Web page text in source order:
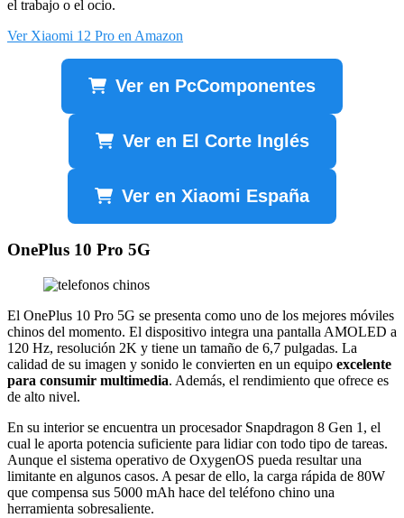
el trabajo o el ocio.
Ver Xiaomi 12 Pro en Amazon
Ver en PcComponentes
Ver en El Corte Inglés
Ver en Xiaomi España
OnePlus 10 Pro 5G
El OnePlus 10 Pro 5G se presenta como uno de los mejores móviles
chinos del momento. El dispositivo integra una pantalla AMOLED a
120 Hz, resolución 2K y tiene un tamaño de 6,7 pulgadas. La
calidad de su imagen y sonido le convierten en un equipo excelente
para consumir multimedia. Además, el rendimiento que ofrece es
de alto nivel.
En su interior se encuentra un procesador Snapdragon 8 Gen 1, el
cual le aporta potencia suficiente para lidiar con todo tipo de tareas.
Aunque el sistema operativo de OxygenOS pueda resultar una
limitante en algunos casos. A pesar de ello, la carga rápida de 80W
que compensa sus 5000 mAh hace del teléfono chino una
herramienta sobresaliente.